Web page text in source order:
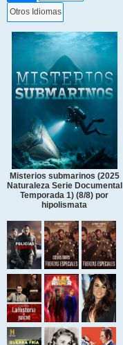
Otros Idiomas
Misterios submarinos (2025
Naturaleza Serie Documental
Temporada 1) (8/8) por
hipolismata